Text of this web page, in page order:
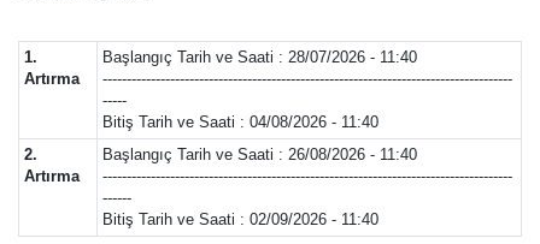
1.
Artırma
Başlangıç Tarih ve Saati : 28/07/2026 - 11:40
-------------------------------------------------------------------------------------
-----
Bitiş Tarih ve Saati : 04/08/2026 - 11:40
2.
Artırma
Başlangıç Tarih ve Saati : 26/08/2026 - 11:40
-------------------------------------------------------------------------------------
------
Bitiş Tarih ve Saati : 02/09/2026 - 11:40